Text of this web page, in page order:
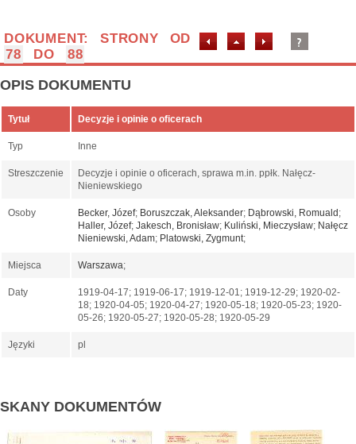
DOKUMENT: STRONY OD
78
DO 88
OPIS DOKUMENTU
Tytuł Decyzje i opinie o oficerach
Typ Inne
Streszczenie
Decyzje i opinie o oficerach, sprawa m.in. ppłk. Nałęcz-
Nieniewskiego
Osoby Becker, Józef; Boruszczak, Aleksander; Dąbrowski, Romuald ;
Haller, Józef; Jakesch, Bronisław; Kuliński, Mieczysław; Nałęcz
Nieniewski, Adam; Platowski, Zygmunt;
Miejsca Warszawa;
Daty
1919-04-17; 1919-06-17; 1919-12-01; 1919-12-29; 1920-02-
18; 1920-04-05; 1920-04-27; 1920-05-18; 1920-05-23; 1920-
05-26; 1920-05-27; 1920-05-28; 1920-05-29
Języki pl
SKANY DOKUMENTÓW